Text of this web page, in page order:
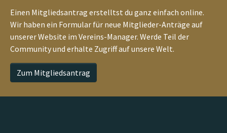
Einen Mitgliedsantrag erstelltst du ganz einfach online.
Wir haben ein Formular für neue Mitglieder-Anträge auf
unserer Website im Vereins-Manager. Werde Teil der
Community und erhalte Zugriff auf unsere Welt.
Zum Mitgliedsantrag